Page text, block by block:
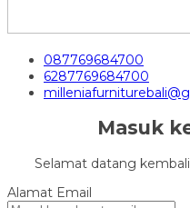
087769684700
6287769684700
Masuk
Selamat datang
Alamat Email